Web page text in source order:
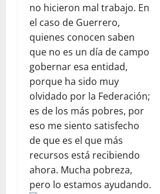
no hicieron mal trabajo. En
el caso de Guerrero,
quienes conocen saben
que no es un día de campo
gobernar esa entidad,
porque ha sido muy
olvidado por la Federación;
es de los más pobres, por
eso me siento satisfecho
de que es el que más
recursos está recibiendo
ahora. Mucha pobreza,
pero lo estamos ayudando.